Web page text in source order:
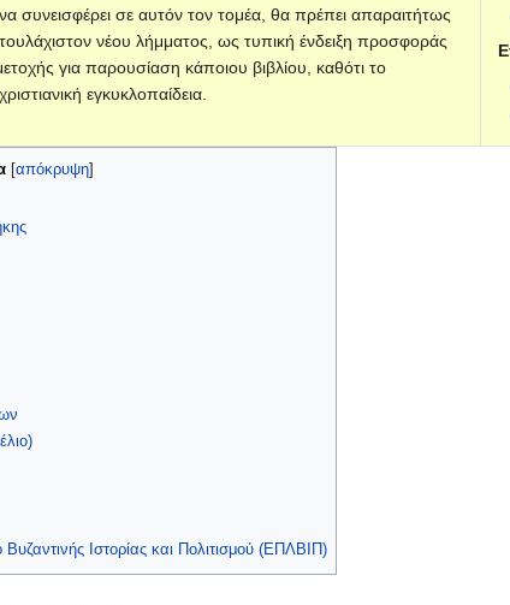
συνεισφέρει σε αυτόν τον τομέα, θα πρέπει απαραιτήτως
τουλάχιστον νέου λήμματος, ως τυπική ένδειξη προσφοράς
για παρουσίαση κάποιου βιβλίου, καθότι το
εγκυκλοπαίδεια.
[ απόκρυψη]
Ιστορίας και Πολιτισμού (ΕΠΛΒΙΠ)